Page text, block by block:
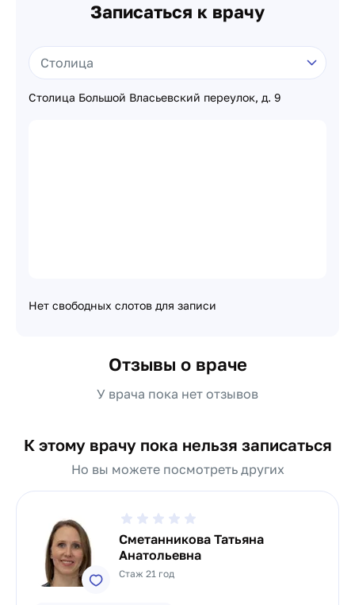
Записаться к врачу
Столица Большой Власьевский переулок, д. 9
Нет свободных слотов для записи
Отзывы о враче
У врача пока нет отзывов
К этому врачу пока нельзя записаться
Но вы можете посмотреть других
Сметанникова Татьяна
Анатольевна
Стаж 21 год